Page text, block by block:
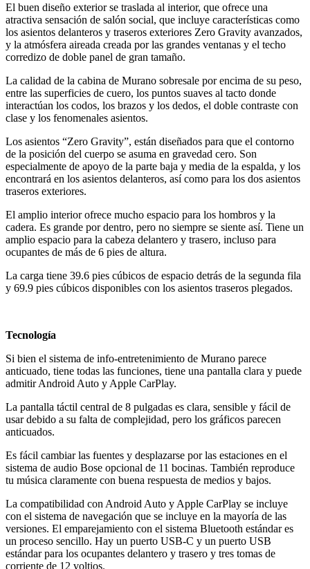
El buen diseño exterior se traslada al interior, que ofrece una
atractiva sensación de salón social, que incluye características como
los asientos delanteros y traseros exteriores Zero Gravity avanzados,
y la atmósfera aireada creada por las grandes ventanas y el techo
corredizo de doble panel de gran tamaño.
La calidad de la cabina de Murano sobresale por encima de su peso,
entre las superficies de cuero, los puntos suaves al tacto donde
interactúan los codos, los brazos y los dedos, el doble contraste con
clase y los fenomenales asientos.
Los asientos “Zero Gravity”, están diseñados para que el contorno
de la posición del cuerpo se asuma en gravedad cero. Son
especialmente de apoyo de la parte baja y media de la espalda, y los
encontrará en los asientos delanteros, así como para los dos asientos
traseros exteriores.
El amplio interior ofrece mucho espacio para los hombros y la
cadera. Es grande por dentro, pero no siempre se siente así. Tiene un
amplio espacio para la cabeza delantero y trasero, incluso para
ocupantes de más de 6 pies de altura.
La carga tiene 39.6 pies cúbicos de espacio detrás de la segunda fila
y 69.9 pies cúbicos disponibles con los asientos traseros plegados.
Tecnología
Si bien el sistema de info-entretenimiento de Murano parece
anticuado, tiene todas las funciones, tiene una pantalla clara y puede
admitir Android Auto y Apple CarPlay.
La pantalla táctil central de 8 pulgadas es clara, sensible y fácil de
usar debido a su falta de complejidad, pero los gráficos parecen
anticuados.
Es fácil cambiar las fuentes y desplazarse por las estaciones en el
sistema de audio Bose opcional de 11 bocinas. También reproduce
tu música claramente con buena respuesta de medios y bajos.
La compatibilidad con Android Auto y Apple CarPlay se incluye
con el sistema de navegación que se incluye en la mayoría de las
versiones. El emparejamiento con el sistema Bluetooth estándar es
un proceso sencillo. Hay un puerto USB-C y un puerto USB
estándar para los ocupantes delantero y trasero y tres tomas de
corriente de 12 voltios.